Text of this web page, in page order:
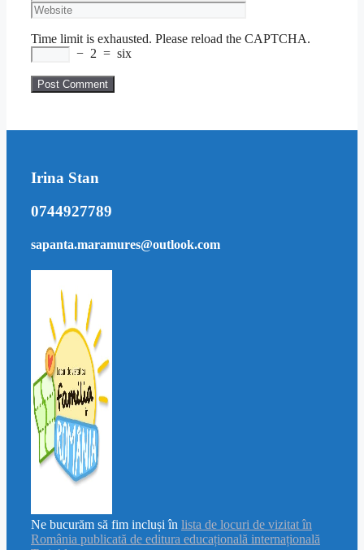
Time limit is exhausted. Please reload the CAPTCHA.
− 2 = six
Irina Stan
0744927789
sapanta.maramures@outlook.com
Ne bucurăm să fim incluși în lista de locuri de vizitat în
România publicată de editura educațională internațională